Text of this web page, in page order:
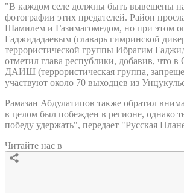
"В каждом селе должны быть вывешены на
фотографии этих предателей. Район
Шамилем и Газимагомедом, но при этом
Гаджидадаевым (главарь гимринской
террористической группы Ибрагим
отметил глава республики, добавив, что
ДАИШ (террористическая группа,
участвуют около 70 выходцев из
Рамазан Абдулатипов также обратил
в целом был побежден в регионе, однако
победу удержать", передает "Русская
Читайте нас в